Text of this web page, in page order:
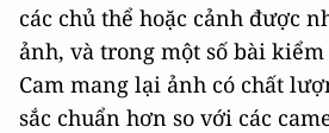
các chủ thể hoặc cảnh được
ảnh, và trong một số bài
Cam mang lại ảnh có chất
sắc chuẩn hơn so với các